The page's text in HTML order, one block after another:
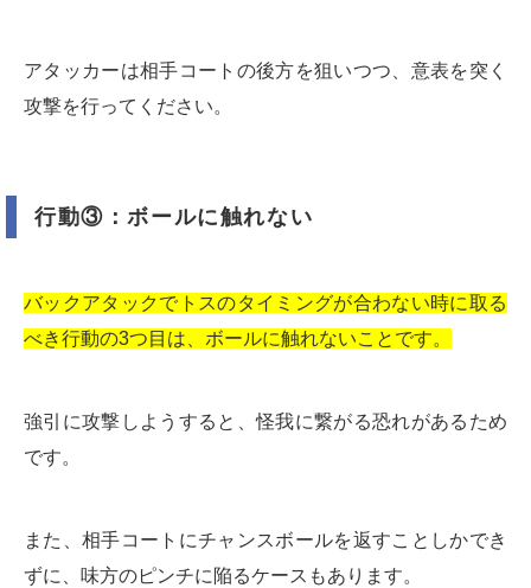
アタッカーは相手コートの後方を狙いつつ、意表を突く
攻撃を行ってください。
行動③：ボールに触れない
バックアタックでトスのタイミングが合わない時に取る
べき行動の3つ目は、ボールに触れないことです。
強引に攻撃しようすると、怪我に繋がる恐れがあるため
です。
また、相手コートにチャンスボールを返すことしかでき
ずに、味方のピンチに陥るケースもあります。